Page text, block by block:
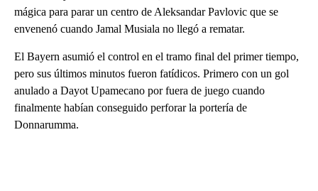
mágica para parar un centro de Aleksandar Pavlovic que se
envenenó cuando Jamal Musiala no llegó a rematar.
El Bayern asumió el control en el tramo final del primer tiempo,
pero sus últimos minutos fueron fatídicos. Primero con un gol
anulado a Dayot Upamecano por fuera de juego cuando
finalmente habían conseguido perforar la portería de
Donnarumma.